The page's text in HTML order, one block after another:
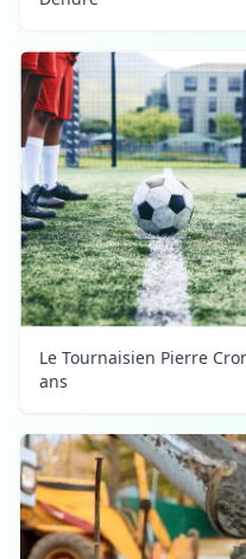
Le Tournaisien Pierre
ans